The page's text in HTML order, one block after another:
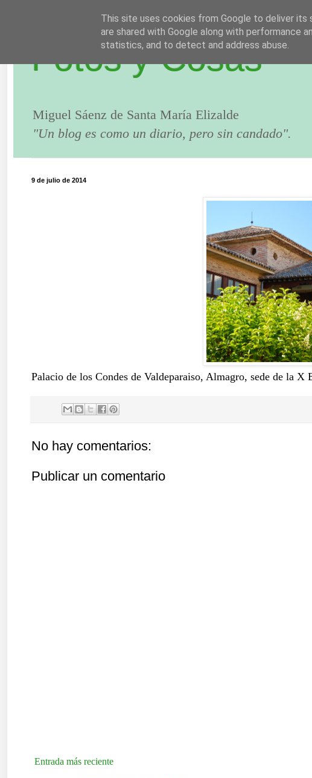
Fotos y Cosas
Miguel Sáenz de Santa María Elizalde
"Un blog es como un diario, pero sin candado".
9 de julio de 2014
Palacio de los Condes de Valdeparaiso, Almagro, sede de la X
No hay comentarios:
Publicar un comentario
Entrada más reciente
This site uses cookies from Google to deliver its
are shared with Google along with performance
statistics, and to detect and address abuse.